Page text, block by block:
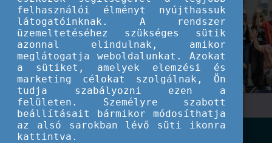
Nyári Egyetem idei
Az országos szakmai találkozó immáron
meg, ezúttal Győr városában, a Széchenyi
felhasználói élményt nyújthassuk
látogatóinknak. A rendszer
üzemeltetéséhez szükséges sütik
azonnal elindulnak, amikor
meglátogatja weboldalunkat. Azokat
a sütiket, amelyek elemzési és
marketing célokat szolgálnak, Ön
tudja szabályozni ezen a
felületen. Személyre szabott
beállításait bármikor módosíthatja
az alsó sarokban lévő süti ikonra
kattintva.